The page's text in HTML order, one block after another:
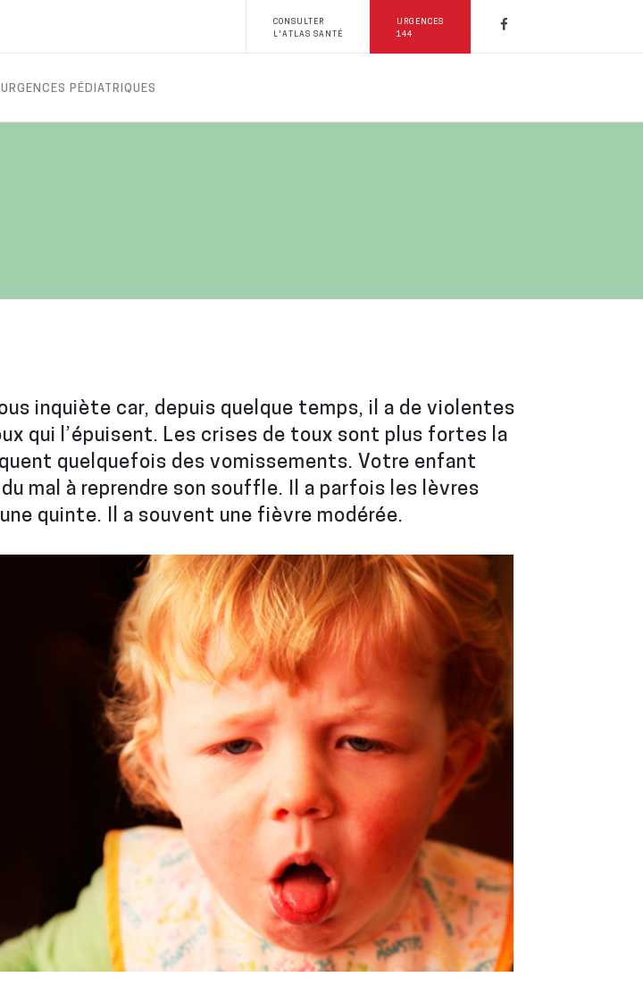
CONSULTER
L'ATLAS SANTÉ
URGENCES
144
URGENCES PÉDIATRIQUES
inquiète car, depuis quelque temps, il a de violentes
qui l’épuisent. Les crises de toux sont plus fortes la
quelquefois des vomissements. Votre enfant
mal à reprendre son souffle. Il a parfois les lèvres
quinte. Il a souvent une fièvre modérée.